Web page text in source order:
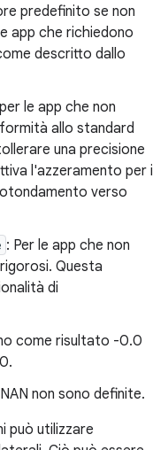
predefinito se non
app che richiedono
descritto dallo
le app che non
allo standard
una precisione
l'azzeramento per i
verso
: Per le app che non
Questa
di
come risultato -0.0
non sono definite.
può utilizzare